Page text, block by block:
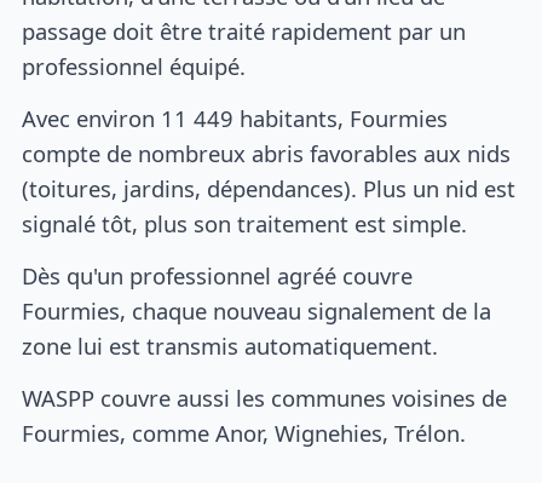
passage doit être traité rapidement par un
professionnel équipé.
Avec environ 11 449 habitants, Fourmies
compte de nombreux abris favorables aux nids
(toitures, jardins, dépendances). Plus un nid est
signalé tôt, plus son traitement est simple.
Dès qu'un professionnel agréé couvre
Fourmies, chaque nouveau signalement de la
zone lui est transmis automatiquement.
WASPP couvre aussi les communes voisines de
Fourmies, comme Anor, Wignehies, Trélon.